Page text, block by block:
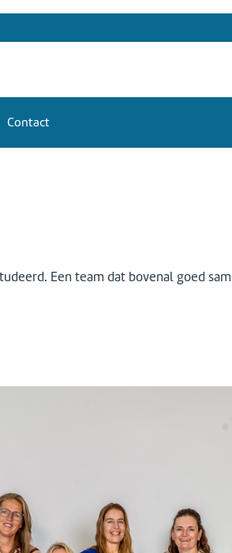
Contact
Een team dat bovenal goed